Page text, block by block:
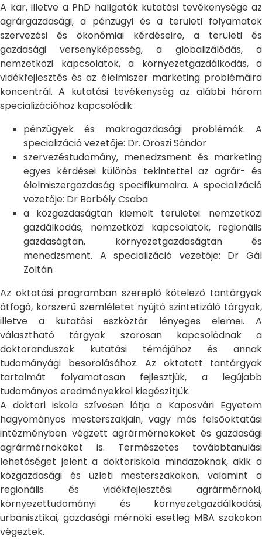
A kar, illetve a PhD hallgatók kutatási tevékenysége az
agrárgazdasági, a pénzügyi és a területi folyamatok
szervezési és ökonómiai kérdéseire, a területi és
gazdasági versenyképesség, a globalizálódás, a
nemzetközi kapcsolatok, a környezetgazdálkodás, a
vidékfejlesztés és az élelmiszer marketing problémáira
koncentrál. A kutatási tevékenység az alábbi három
specializációhoz kapcsolódik:
pénzügyek és makrogazdasági problémák. A
specializáció vezetője: Dr. Oroszi Sándor
szervezéstudomány, menedzsment és marketing
egyes kérdései különös tekintettel az agrár- és
élelmiszergazdaság specifikumaira. A specializáció
vezetője: Dr Borbély Csaba
a közgazdaságtan kiemelt területei: nemzetközi
gazdálkodás, nemzetközi kapcsolatok, regionális
gazdaságtan, környezetgazdaságtan és
menedzsment. A specializáció vezetője: Dr Gál
Zoltán
Az oktatási programban szereplő kötelező tantárgyak
átfogó, korszerű szemléletet nyújtó szintetizáló tárgyak,
illetve a kutatási eszköztár lényeges elemei. A
választható tárgyak szorosan kapcsolódnak a
doktoranduszok kutatási témájához és annak
tudományági besorolásához. Az oktatott tantárgyak
tartalmát folyamatosan fejlesztjük, a legújabb
tudományos eredményekkel kiegészítjük.
A doktori iskola szívesen látja a Kaposvári Egyetem
hagyományos mesterszakjain, vagy más felsőoktatási
intézményben végzett agrármérnököket és gazdasági
agrármérnököket is. Természetes továbbtanulási
lehetőséget jelent a doktoriskola mindazoknak, akik a
közgazdasági és üzleti mesterszakokon, valamint a
regionális és vidékfejlesztési agrármérnöki,
környezettudományi és környezetgazdálkodási,
urbanisztikai, gazdasági mérnöki esetleg MBA szakokon
végeztek.